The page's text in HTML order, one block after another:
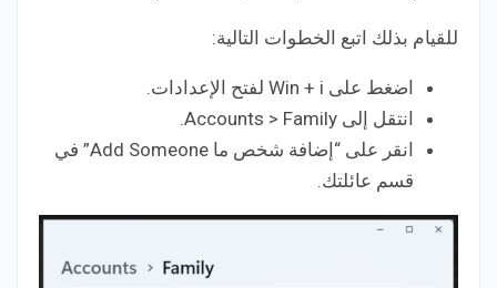
للقيام بذلك اتبع الخطوات التالية:
اضغط على Win + i لفتح الإعدادات.
انتقل إلى Accounts > Family.
انقر على “إضافة شخص ما Add Someone” في
قسم عائلتك.